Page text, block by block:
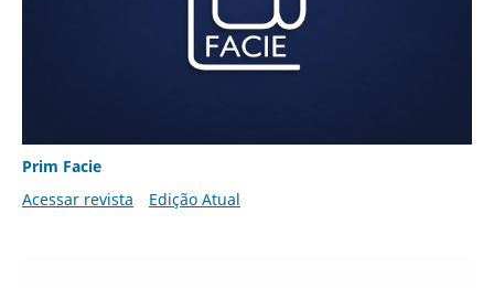
Prim Facie
Acessar revista
Edição Atual